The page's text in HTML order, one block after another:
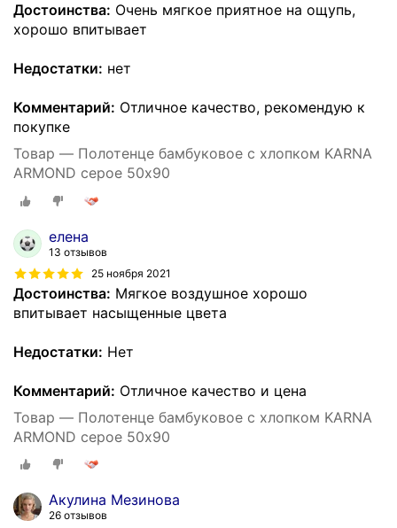
Достоинства: Очень мягкое приятное на ощупь,
хорошо впитывает
Недостатки: нет
Комментарий: Отличное качество, рекомендую к
покупке
Товар — Полотенце бамбуковое с хлопком KARNA
ARMOND серое 50х90
елена
13 отзывов
25 ноября 2021
Достоинства: Мягкое воздушное хорошо
впитывает насыщенные цвета
Недостатки: Нет
Комментарий: Отличное качество и цена
Товар — Полотенце бамбуковое с хлопком KARNA
ARMOND серое 50х90
Акулина Мезинова
26 отзывов